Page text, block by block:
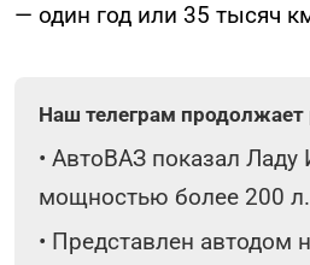
— один год или 35 тысяч
Наш телеграм продолжает
• АвтоВАЗ показал Ладу
мощностью более 200
• Представлен автодом